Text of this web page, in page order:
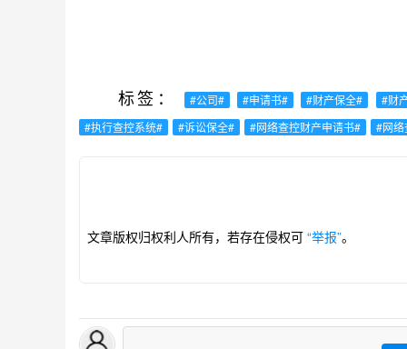
标签： #公司# #申请书# #财产保全#
#财
#执行查控系统#
#诉讼保全# #网络查控财产申请书# #网
文章版权归权利人所有，若存在侵权可 “举报”。